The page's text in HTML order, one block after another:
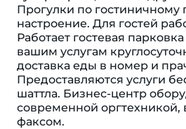
Прогулки по гостиничному
настроение. Для гостей
Работает гостевая
вашим услугам
доставка еды в номер и
Предоставляются услуги
шаттла. Бизнес-центр
современной оргтехникой,
факсом.